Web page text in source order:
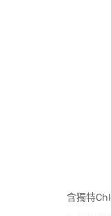
含獨特